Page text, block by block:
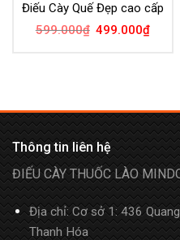
Điếu Cày Quế Đẹp cao cấp
599.000₫ 499.000₫
Thông tin liên hệ
ĐIẾU CÀY THUỐC LÀO
Địa chỉ: Cơ sở 1: 436
Thanh Hóa